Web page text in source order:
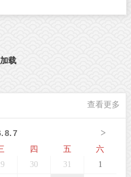
际学术期刊《细胞》（Cell）
出全新超快速三维病理技术平
创新性融合快速组织透明化技
决了三维病理成像周期漫长的
载
查看更多
>
.8.7
四 五 六
30 31 1